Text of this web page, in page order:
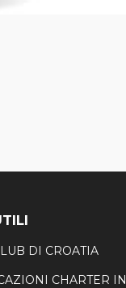
DI CROATIA
CHARTER IN